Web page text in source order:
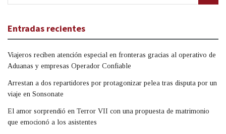
Entradas recientes
Viajeros reciben atención especial en fronteras gracias al operativo de
Aduanas y empresas Operador Confiable
Arrestan a dos repartidores por protagonizar pelea tras disputa por un
viaje en Sonsonate
El amor sorprendió en Terror VII con una propuesta de matrimonio
que emocionó a los asistentes